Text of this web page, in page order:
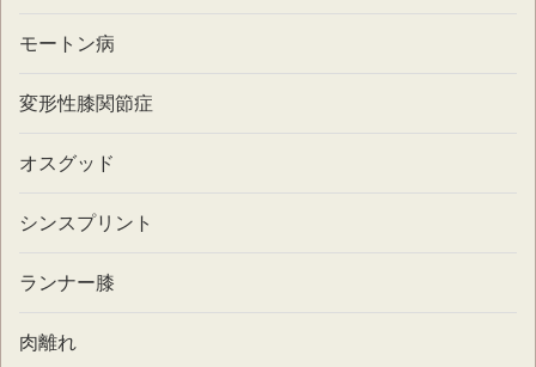
モートン病
変形性膝関節症
オスグッド
シンスプリント
ランナー膝
肉離れ